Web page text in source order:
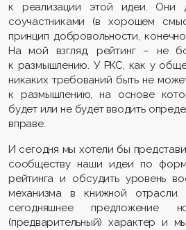
к реализации этой идеи. Они
соучастниками (в хорошем
принцип добровольности,
На мой взгляд, рейтинг – не
к размышлению. У РКС, как у
никаких требований быть не
к размышлению, на основе
будет или не будет вводить
вправе.
И сегодня мы хотели бы
сообществу наши идеи по
рейтинга и обсудить уровень
механизма в книжной
сегодняшнее предложение
(предварительный) характер и